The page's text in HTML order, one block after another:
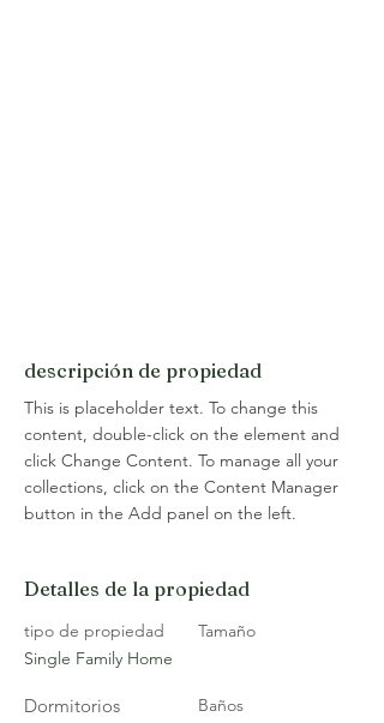
descripción de propiedad
This is placeholder text. To change this
content, double-click on the element and
click Change Content. To manage all your
collections, click on the Content Manager
button in the Add panel on the left.
Detalles de la propiedad
tipo de propiedad
Single Family Home
Dormitorios
Tamaño
Baños